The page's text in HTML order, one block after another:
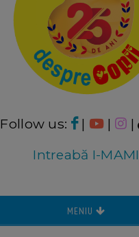
Follow us: | | |
Intreabă I-MAMI
MENIU